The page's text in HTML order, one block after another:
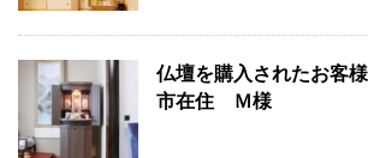
仏壇を購入されたお客
市在住 Ｍ様